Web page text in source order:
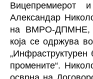
Вицепремиерот
Александар
на ВМРО-ДПМНЕ,
која се одржува
промените“.